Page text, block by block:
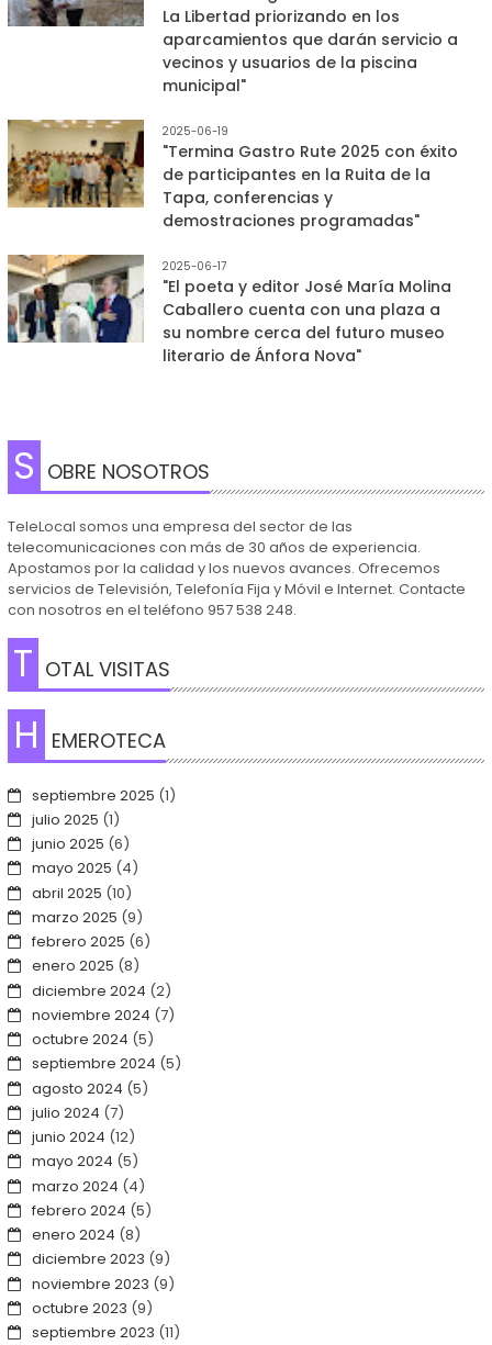
La Libertad priorizando en los
aparcamientos que darán servicio a
vecinos y usuarios de la piscina
municipal"
2025-06-19
"Termina Gastro Rute 2025 con éxito
de participantes en la Ruita de la
Tapa, conferencias y
demostraciones programadas"
2025-06-17
"El poeta y editor José María Molina
Caballero cuenta con una plaza a
su nombre cerca del futuro museo
literario de Ánfora Nova"
S OBRE NOSOTROS
TeleLocal somos una empresa del sector de las
telecomunicaciones con más de 30 años de experiencia.
Apostamos por la calidad y los nuevos avances. Ofrecemos
servicios de Televisión, Telefonía Fija y Móvil e Internet. Contacte
con nosotros en el teléfono 957 538 248.
T OTAL VISITAS
H EMEROTECA
septiembre 2025 (1)
julio 2025 (1)
junio 2025 (6)
mayo 2025 (4)
abril 2025 (10)
marzo 2025 (9)
febrero 2025 (6)
enero 2025 (8)
diciembre 2024 (2)
noviembre 2024 (7)
octubre 2024 (5)
septiembre 2024 (5)
agosto 2024 (5)
julio 2024 (7)
junio 2024 (12)
mayo 2024 (5)
marzo 2024 (4)
febrero 2024 (5)
enero 2024 (8)
diciembre 2023 (9)
noviembre 2023 (9)
octubre 2023 (9)
septiembre 2023 (11)